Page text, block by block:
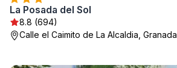
La Posada del Sol
8.8 (694)
Calle el Caimito de La Alcaldia, Granada